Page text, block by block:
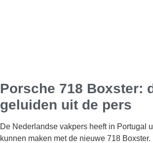
Porsche 718 Boxster:
geluiden uit de pers
De Nederlandse vakpers heeft in Portugal
kunnen maken met de nieuwe 718